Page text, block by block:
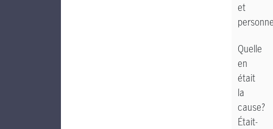
et
Quelle
en
était
la
cause?
Était-